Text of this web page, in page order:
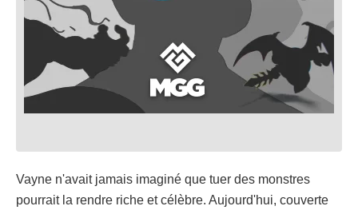
Vayne n'avait jamais imaginé que tuer des monstres
pourrait la rendre riche et célèbre. Aujourd'hui, couverte